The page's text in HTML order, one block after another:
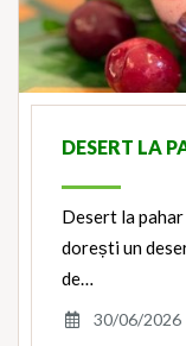
DESERT LA
Desert la
dorești un
de…
30/06/2026